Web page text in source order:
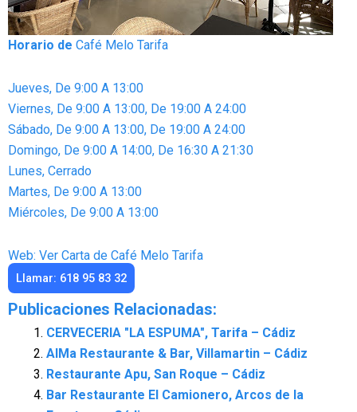
Horario de Café Melo Tarifa
Jueves, De 9:00 A 13:00
Viernes, De 9:00 A 13:00, De 19:00 A 24:00
Sábado, De 9:00 A 13:00, De 19:00 A 24:00
Domingo, De 9:00 A 14:00, De 16:30 A 21:30
Lunes, Cerrado
Martes, De 9:00 A 13:00
Miércoles, De 9:00 A 13:00
Web: Ver Carta de Café Melo Tarifa
Llamar: 618 95 83 32
Publicaciones Relacionadas:
CERVECERIA "LA ESPUMA", Tarifa – Cádiz
AlMa Restaurante & Bar, Villamartin – Cádiz
Restaurante Apu, San Roque – Cádiz
Bar Restaurante El Camionero, Arcos de la